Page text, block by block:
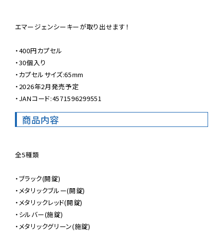
エマージェンシーキーが取り出せます！
・400円カプセル
・30個入り
・カプセルサイズ:65mm
・2026年2月発売予定
・JANコード:4571596299551
商品内容
全5種類
・ブラック(開錠)
・メタリックブルー(開錠)
・メタリックレッド(開錠)
・シルバー(施錠)
・メタリックグリーン(施錠)